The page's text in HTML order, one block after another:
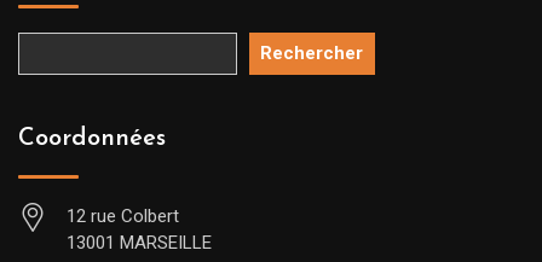
Rechercher
Coordonnées
12 rue Colbert
13001 MARSEILLE